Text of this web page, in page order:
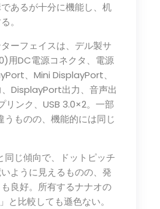
あるが十分に機能し、机
。
ーフェイスは、デル製サ
用DC電源コネクタ、電源
、Mini DisplayPort、
、DisplayPort出力、音声出
リンク、USB 3.0×2。一部
うものの、機能的には同じ
同じ傾向で、ドットピッチ
ように見えるものの、発
良好。所有するナナオの
と比較しても遜色ない。